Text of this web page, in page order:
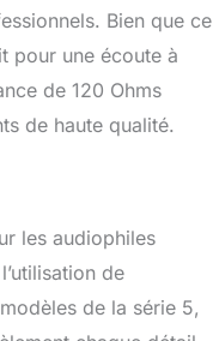
Bien que ce
pour une écoute à
de 120 Ohms
de haute qualité.
les audiophiles
de
de la série 5,